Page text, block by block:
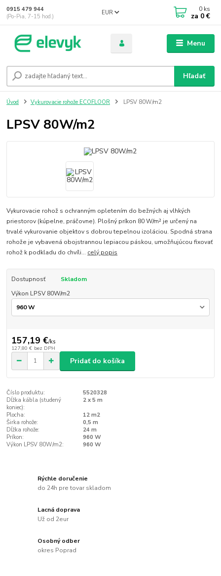
Menu
EUR
Hľadať
0915 479 944
(Po-Pia, 7-15 hod.)
0 ks
za 0 €
Úvod Vykurovacie rohože ECOFLOOR LPSV 80W/m2
LPSV 80W/m2
Vykurovacie rohož s ochranným opletením do bežných aj vlhkých
priestorov (kúpelne, práčovne). Plošný príkon 80 W/m² je určený na
trvalé vykurovanie objektov s dobrou tepelnou izoláciou. Spodná strana
rohože je vybavená obojstrannou lepiacou páskou, umožňujúcou fixovať
rohož k podkladu do chvíli... celý popis
Dostupnosť
Skladom
Výkon LPSV 80W/m2
157,19 €/ks
127,80 € bez DPH
Pridať do košíka
Číslo produktu:
5520328
Dĺžka kábla (studený
koniec):
2 x 5 m
Plocha:
12 m2
Širka rohože:
0,5 m
Dĺžka rohože:
24 m
Príkon:
960 W
Výkon LPSV 80W/m2:
960 W
Rýchle doručenie
do 24h pre tovar skladom
Lacná doprava
Už od 2eur
Osobný odber
okres Poprad